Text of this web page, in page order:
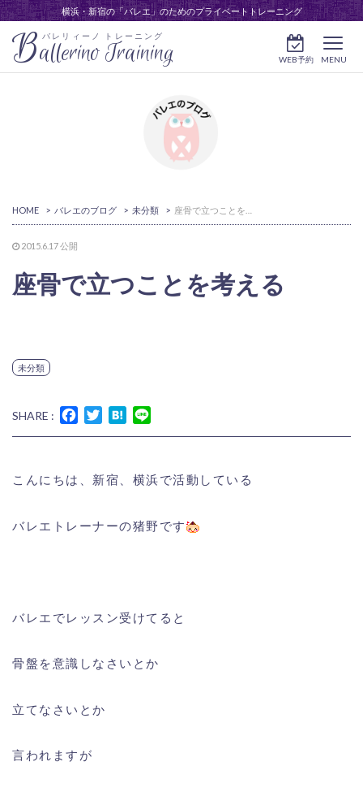
横浜・新宿の「バレエ」のためのプライベートトレーニング
バレリィーノ トレーニング
Ballerino Training MENU
WEB予約
HOME > バレエのブログ > 未分類 >
2015.6.17公開
座骨で立つことを考える
未分類
SHARE : FacebookTwitterHatena
こんにちは、新宿、横浜で活動している
バレエトレーナーの猪野です
バレエでレッスン受けてると
骨盤を意識しなさいとか
立てなさいとか
言われますが